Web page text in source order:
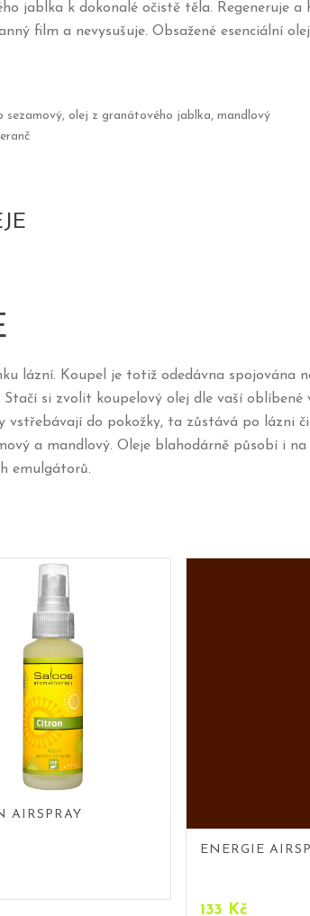
jablka k dokonalé očistě těla. Regeneruje
film a nevysušuje. Obsažené esenciální
sezamový, olej z granátového jablka, mandlový
lázní. Koupel je totiž odedávna spojována
si zvolit koupelový olej dle vaší
vstřebávají do pokožky, ta zůstává po lázni
a mandlový. Oleje blahodárně působí i
emulgátorů.
AIRSPRAY
ENERGIE
133 Kč